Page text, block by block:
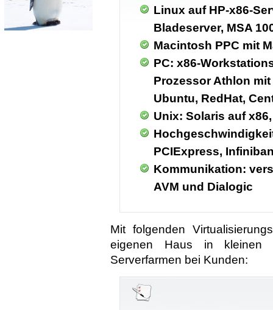
Linux auf HP-x86-
Bladeserver, MSA
Macintosh PPC mit
PC: x86-
Prozessor Athlon
Ubuntu, RedHat,
Unix: Solaris auf
PCIExpress,
Kommunikation:
AVM und Dialogic
Mit folgenden
eigenen Haus in kleinen
Serverfarmen bei Kunden: